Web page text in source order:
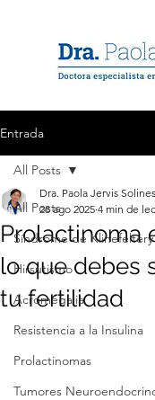
Entrada
All Posts
Síndrome de Klinefeltery
Hirsutismo
Acromegalia
Resistencia a la Insulina
Prolactinomas
Tumores
All Posts
Prolactinoma
lo que debes
tu fertilidad
Dra. Paola Jervis Solines
28 ago 2025 4 min de